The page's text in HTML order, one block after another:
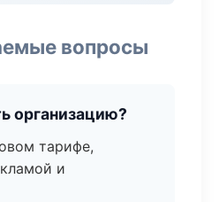
вопросы
организацию?
тарифе,
и